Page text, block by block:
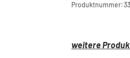
Produktnummer:
weitere